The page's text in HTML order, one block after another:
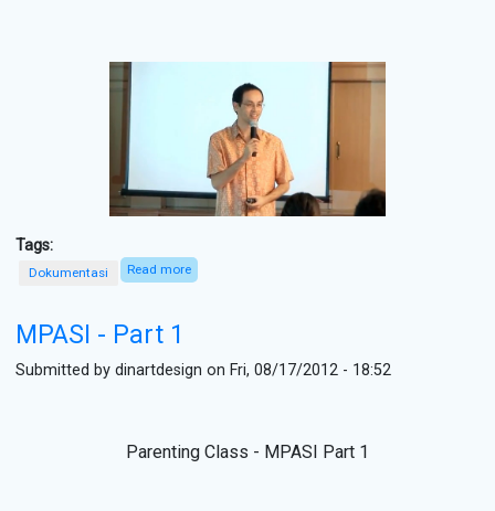
Tags:
Dokumentasi Read more
MPASI - Part 1
Submitted bydinartdesign on Fri, 08/17/2012 - 18:52
Parenting Class - MPASI Part 1